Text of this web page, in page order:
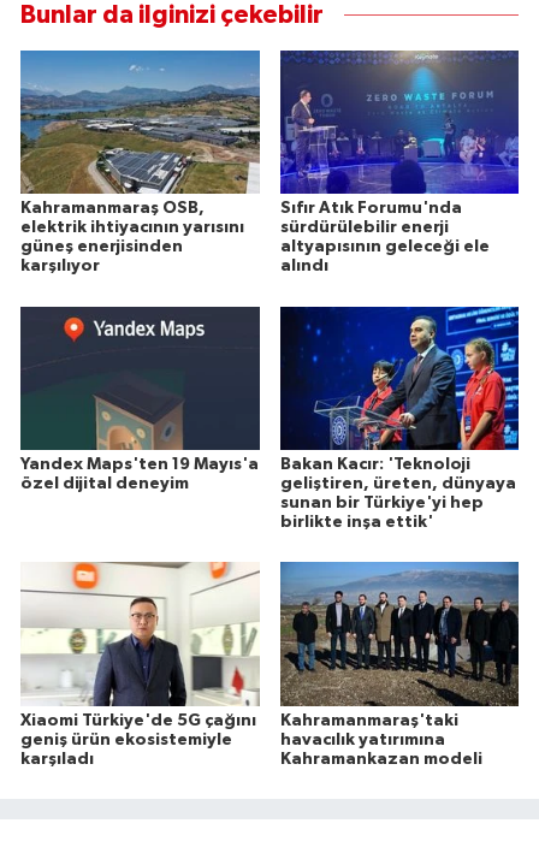
Bunlar da ilginizi çekebilir
Kahramanmaraş OSB,
elektrik ihtiyacının yarısını
güneş enerjisinden
karşılıyor
Sıfır Atık Forumu'nda
sürdürülebilir enerji
altyapısının geleceği ele
alındı
Yandex Maps'ten 19 Mayıs'a
özel dijital deneyim
Bakan Kacır: 'Teknoloji
geliştiren, üreten, dünyaya
sunan bir Türkiye'yi hep
birlikte inşa ettik'
Xiaomi Türkiye'de 5G çağını
geniş ürün ekosistemiyle
karşıladı
Kahramanmaraş'taki
havacılık yatırımına
Kahramankazan modeli